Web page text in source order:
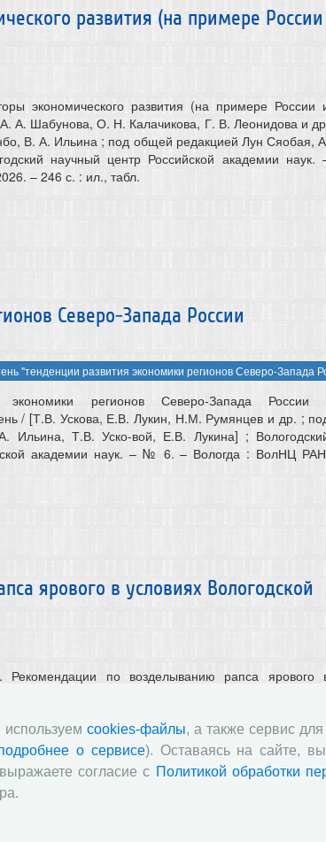
развития (на примере
экономического развития (на примере России
А. Шабунова, О. Н. Калачикова, Г. В. Леонидова и
В. А. Ильина ; под общей редакцией Лун Сяобая,
научный центр Российской академии наук.
– 246 с. : ил., табл.
Северо-Запада России
"тенденции развития экономики регионов Северо-Запада
экономики регионов Северо-Запада России
/ [Т.В. Ускова, Е.В. Лукин, Н.М. Румянцев и др. ;
Ильина, Т.В. Уско-вой, Е.В. Лукина] ;
академии наук. – № 6. – Вологда : ВолНЦ
ярового в условиях Вологодской
по возделыванию рапса ярового
наук. - Вологда : ВолНЦ РАН, 2026. - 36 с.
cookies-файлы, а также сервис
о сервисе). Оставаясь на сайте,
согласие с Политикой обработки